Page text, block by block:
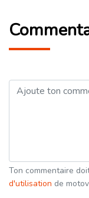
Ton commentaire
d'utilisation de